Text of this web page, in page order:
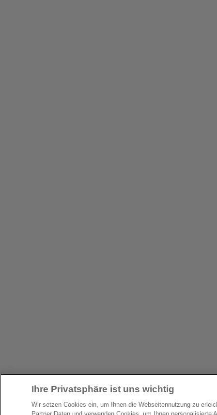
Ihre Privatsphäre ist uns wichtig
Wir setzen Cookies ein, um Ihnen die Webseitennutzung zu